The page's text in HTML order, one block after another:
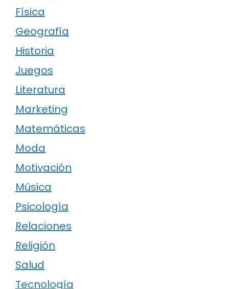
Física
Geografía
Historia
Juegos
Literatura
Marketing
Matemáticas
Moda
Motivación
Música
Psicología
Relaciones
Religión
Salud
Tecnología